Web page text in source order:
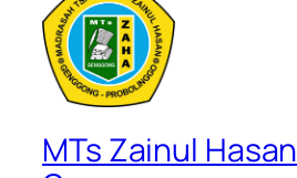
MTs Zainul Hasan